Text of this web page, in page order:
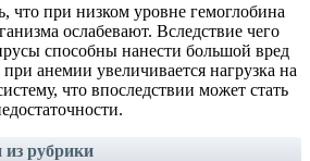
что при низком уровне гемоглобина
ослабевают. Вследствие чего
способны нанести большой вред
анемии увеличивается нагрузка на
что впоследствии может стать
рубрики